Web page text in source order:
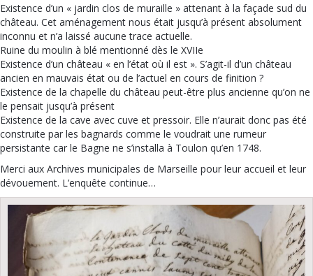
Existence d’un « jardin clos de muraille » attenant à la façade sud du
château. Cet aménagement nous était jusqu’à présent absolument
inconnu et n’a laissé aucune trace actuelle.
Ruine du moulin à blé mentionné dès le XVIIe
Existence d’un château « en l’état où il est ». S’agit-il d’un château
ancien en mauvais état ou de l’actuel en cours de finition ?
Existence de la chapelle du château peut-être plus ancienne qu’on ne
le pensait jusqu’à présent
Existence de la cave avec cuve et pressoir. Elle n’aurait donc pas été
construite par les bagnards comme le voudrait une rumeur
persistante car le Bagne ne s’installa à Toulon qu’en 1748.
Merci aux Archives municipales de Marseille pour leur accueil et leur
dévouement. L’enquête continue…